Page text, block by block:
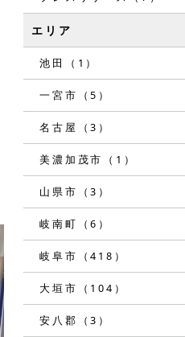
エリア
池田（1）
一宮市（5）
名古屋（3）
美濃加茂市（1）
山県市（3）
岐南町（6）
岐阜市（418）
大垣市（104）
安八郡（3）